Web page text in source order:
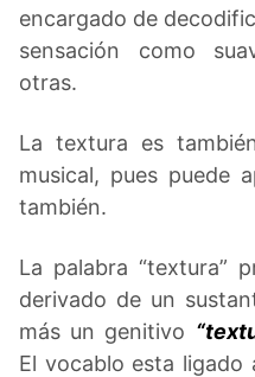
encargado de
sensación como
otras.
La textura es
musical, pues puede
también.
La palabra “textura”
derivado de un
más un genitivo
El vocablo esta